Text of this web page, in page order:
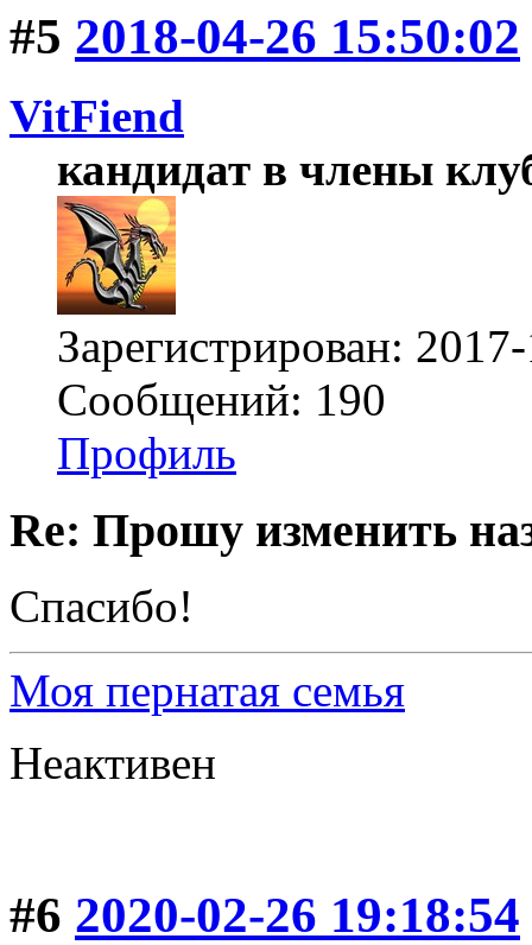
#5 2018-04-26 15:50:02
VitFiend
кандидат в члены
Зарегистрирован:
Сообщений: 190
Профиль
Re: Прошу изменить
Спасибо!
Моя пернатая семья
Неактивен
#6 2020-02-26 19:18:54